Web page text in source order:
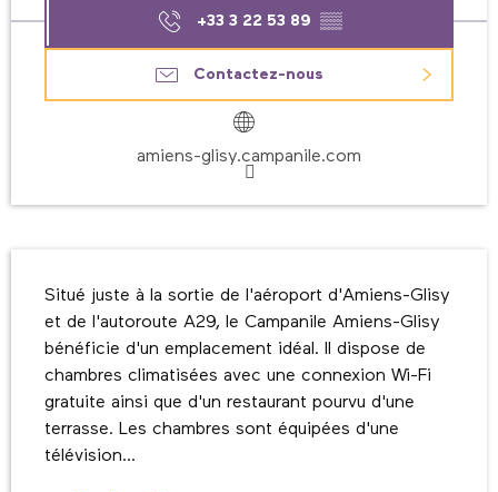
+33 3 22 53 89 ▒▒
Contactez-nous
amiens-glisy.campanile.com
Situé juste à la sortie de l'aéroport d'Amiens-Glisy
et de l'autoroute A29, le Campanile Amiens-Glisy
bénéficie d'un emplacement idéal. Il dispose de
chambres climatisées avec une connexion Wi-Fi
gratuite ainsi que d'un restaurant pourvu d'une
terrasse. Les chambres sont équipées d'une
télévision...